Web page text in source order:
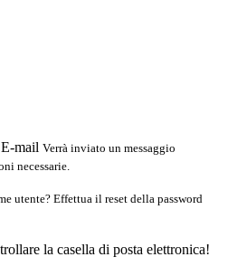
E-mail Verrà inviato un messaggio
necessarie.
utente? Effettua il reset della password
la casella di posta elettronica!